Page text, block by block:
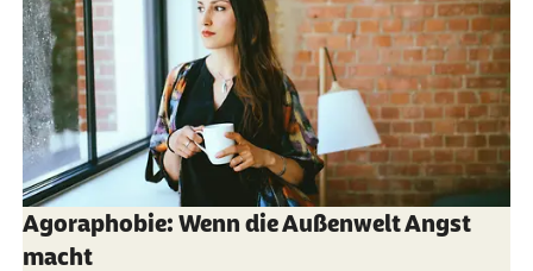
Agoraphobie: Wenn die Außenwelt Angst
macht